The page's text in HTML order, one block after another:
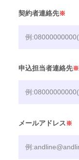
契約者連絡先※
申込担当者連絡先※
メールアドレス ※